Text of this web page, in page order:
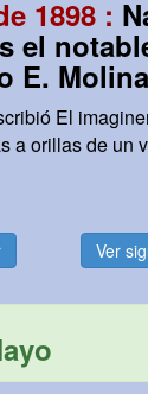
1898 :
el
E.
El
a orillas de un
Ver